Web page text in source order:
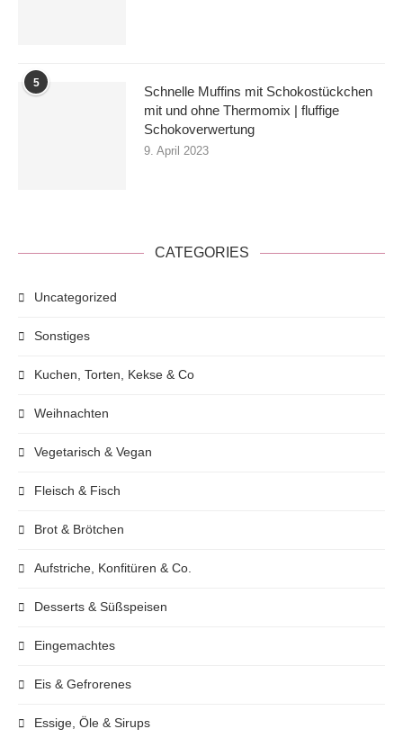
5
Schnelle Muffins mit Schokostückchen
mit und ohne Thermomix | fluffige
Schokoverwertung
9. April 2023
CATEGORIES
Uncategorized
Sonstiges
Kuchen, Torten, Kekse & Co
Weihnachten
Vegetarisch & Vegan
Fleisch & Fisch
Brot & Brötchen
Aufstriche, Konfitüren & Co.
Desserts & Süßspeisen
Eingemachtes
Eis & Gefrorenes
Essige, Öle & Sirups